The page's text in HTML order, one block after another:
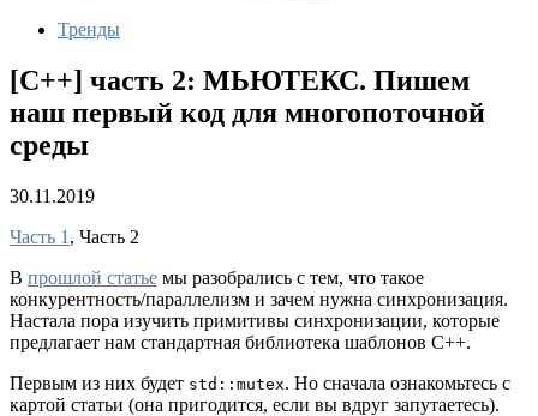
Тренды
[C++] часть 2: МЬЮТЕКС. Пишем
наш первый код для многопоточной
среды
30.11.2019
Часть 1 , Часть 2
В прошлой статье мы разобрались с тем, что такое
конкурентность/параллелизм и зачем нужна синхронизация.
Настала пора изучить примитивы синхронизации, которые
предлагает нам стандартная библиотека шаблонов C++.
Первым из них будет std::mutex. Но сначала ознакомьтесь с
картой статьи (она пригодится, если вы вдруг запутаетесь).